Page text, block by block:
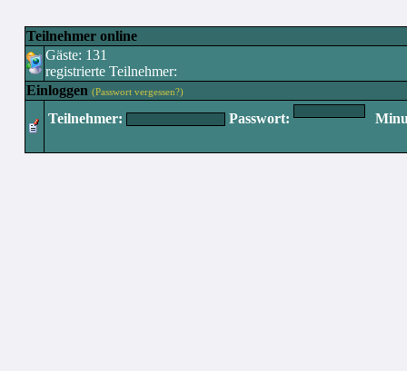
Teilnehmer online
Gäste: 131
registrierte Teilnehmer:
Einloggen (Passwort vergessen?)
Teilnehmer: Passwort: